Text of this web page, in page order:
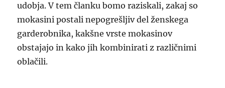
udobja. V tem članku bomo raziskali, zakaj so
mokasini postali nepogrešljiv del ženskega
garderobnika, kakšne vrste mokasinov
obstajajo in kako jih kombinirati z različnimi
oblačili.